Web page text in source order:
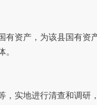
资产，为该县国有资
。
实地进行清查和调